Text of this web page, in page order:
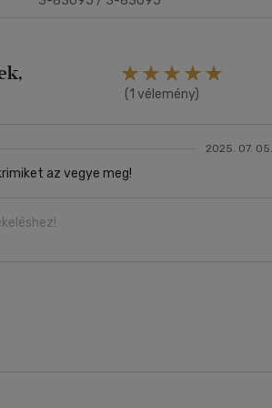
(1 vélemény)
2025. 07. 05.
az vegye meg!